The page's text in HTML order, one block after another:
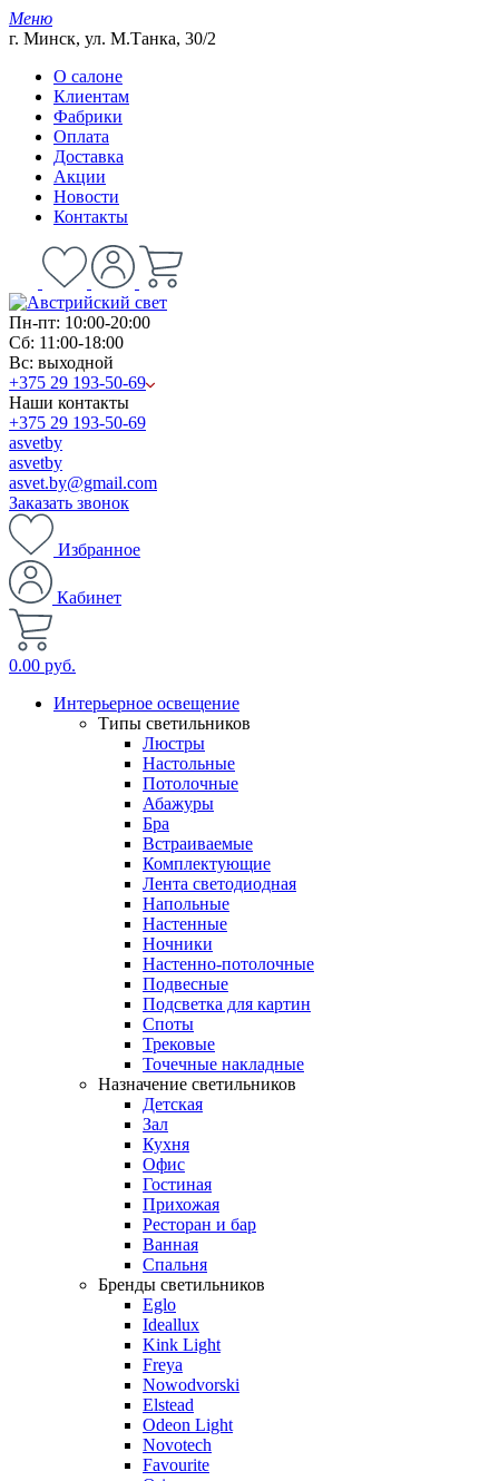
Меню
г. Минск, ул. М.Танка, 30/2
О салоне
Клиентам
Фабрики
Оплата
Доставка
Акции
Новости
Контакты
Пн-пт: 10:00-20:00
Сб: 11:00-18:00
Вс: выходной
+375 29 193-50-69
Наши контакты
+375 29 193-50-69
asvetby
asvetby
asvet.by@gmail.com
Заказать звонок
Избранное
Кабинет
0.00 руб.
Интерьерное освещение
Типы светильников
Люстры
Настольные
Потолочные
Абажуры
Бра
Встраиваемые
Комплектующие
Лента светодиодная
Напольные
Настенные
Ночники
Настенно-потолочные
Подвесные
Подсветка для картин
Споты
Трековые
Точечные накладные
Назначение светильников
Детская
Зал
Кухня
Офис
Гостиная
Прихожая
Ресторан и бар
Ванная
Спальня
Бренды светильников
Eglo
Ideallux
Kink Light
Freya
Nowodvorski
Elstead
Odeon Light
Novotech
Favourite